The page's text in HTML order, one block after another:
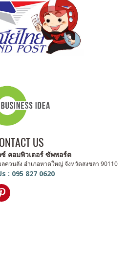
US
ซ์ คอมพิวเตอร์ ซัพพอร์ต
ควนลัง อำเภอหาดใหญ่ จังหวัดสงขลา 90110
: 095 827 0620